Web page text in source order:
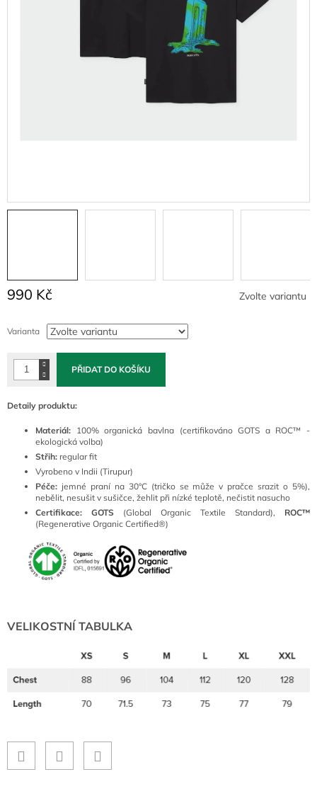
990 Kč
cena:
Zvolte variantu
Varianta
PŘIDAT DO KOŠÍKU
Detaily produktu:
Materiál: 100% organická bavlna (certifikováno GOTS a ROC™ -
ekologická volba)
Střih: regular fit
Vyrobeno v Indii (Tirupur)
Péče: jemné praní na 30°C (tričko se může v pračce srazit o 5%),
nebělit, nesušit v sušičce, žehlit při nízké teplotě, nečistit nasucho
Certifikace: GOTS (Global Organic Textile Standard), ROC™
(Regenerative Organic Certified®)
VELIKOSTNÍ TABULKA